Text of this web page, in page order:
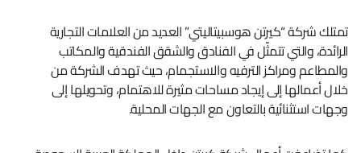
تمتلك شركة “كيرتن هوسبيتاليتي” العديد من العلامات التجارية
الرائدة، والتي تتمثّل في الفنادق والشقق الفندقية والمكاتب
والمطاعم ومراكز الترفيه والاستجمام، حيث تهدف الشركة من
خلال أعمالها إلى إيجاد مساحات مثيرة للاهتمام، وتحويلها إلى
وجهات استثنائية بالتعاون مع الجهات المحلية.